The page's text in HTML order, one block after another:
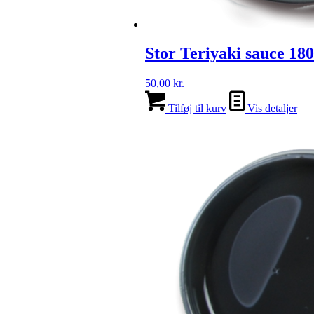
Stor Teriyaki sauce
50,00 kr.
Tilføj til kurv Vis detaljer